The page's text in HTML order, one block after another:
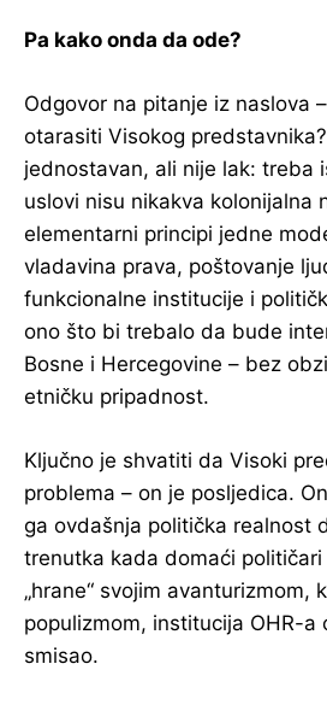
Pa kako onda da ode?
Odgovor na pitanje iz naslova
otarasiti Visokog
jednostavan, ali nije lak: treba
uslovi nisu nikakva kolonijalna
elementarni principi jedne
vladavina prava, poštovanje
funkcionalne institucije i
ono što bi trebalo da bude
Bosne i Hercegovine – bez
etničku pripadnost.
Ključno je shvatiti da Visoki
problema – on je posljedica.
ga ovdašnja politička realnost
trenutka kada domaći
„hrane“ svojim avanturizmom,
populizmom, institucija OHR-a
smisao.